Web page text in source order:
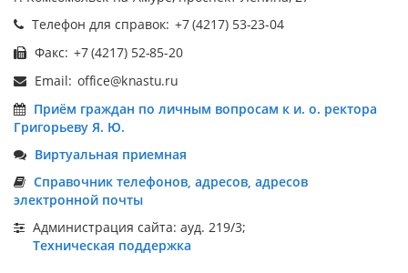
Телефон для справок:
Факс:
Email:
Приём граждан по личным вопросам к и. о. ректора
Григорьеву Я. Ю.
Виртуальная приемная
Справочник телефонов, адресов, адресов
электронной почты
Администрация сайта: ауд. 219/3;
Техническая поддержка